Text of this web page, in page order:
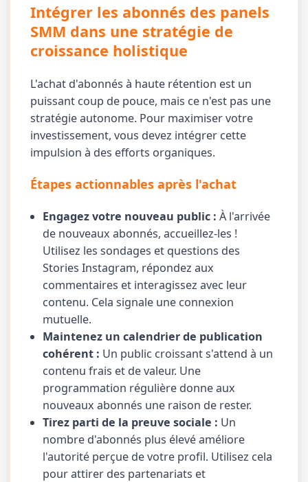
Intégrer les abonnés des panels
SMM dans une stratégie de
croissance holistique
L'achat d'abonnés à haute rétention est un
puissant coup de pouce, mais ce n'est pas une
stratégie autonome. Pour maximiser votre
investissement, vous devez intégrer cette
impulsion à des efforts organiques.
Étapes actionnables après l'achat
Engagez votre nouveau public : À l'arrivée
de nouveaux abonnés, accueillez-les !
Utilisez les sondages et questions des
Stories Instagram, répondez aux
commentaires et interagissez avec leur
contenu. Cela signale une connexion
mutuelle.
Maintenez un calendrier de publication
cohérent : Un public croissant s'attend à un
contenu frais et de valeur. Une
programmation régulière donne aux
nouveaux abonnés une raison de rester.
Tirez parti de la preuve sociale : Un
nombre d'abonnés plus élevé améliore
l'autorité perçue de votre profil. Utilisez cela
pour attirer des partenariats et